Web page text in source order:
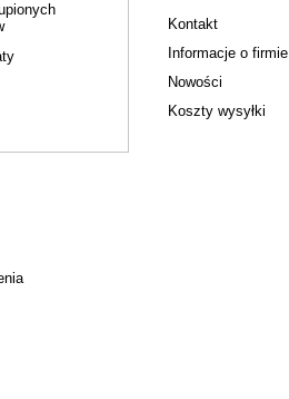
Kontakt
Informacje o firmie
Nowości
Koszty wysyłki